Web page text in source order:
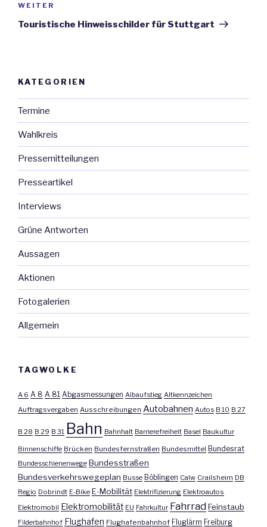
Nächster
Beitrag
WEITER
Touristische Hinweisschilder für Stuttgart
KATEGORIEN
Termine
Wahlkreis
Pressemitteilungen
Presseartikel
Interviews
Grüne Antworten
Aussagen
Aktionen
Fotogalerien
Allgemein
TAGWOLKE
A 6 A 8 A 81 Abgasmessungen Albaufstieg Altkennzeichen
Auftragsvergaben Ausschreibungen Autobahnen Autos B 10 B 27
B 28 B 29 B 31 Bahn Bahnhalt Barrierefreiheit Basel Baukultur
Binnenschiffe Brücken Bundesfernstraßen Bundesmittel Bundesrat
Bundesschienenwege Bundesstraßen
Bundesverkehrswegeplan Busse Böblingen Calw Crailsheim DB
Regio Dobrindt E-Bike E-Mobilität Elektrifizierung Elektroautos
Elektromobil Elektromobilität EU Fahrkultur FahrradFeinstaub
Filderbahnhof Flughafen Flughafenbahnhof Fluglärm Freiburg